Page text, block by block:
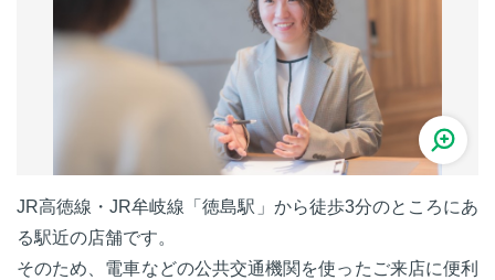
JR高徳線・JR牟岐線「徳島駅」から徒歩3分のところにあ
る駅近の店舗です。
そのため、電車などの公共交通機関を使ったご来店に便利